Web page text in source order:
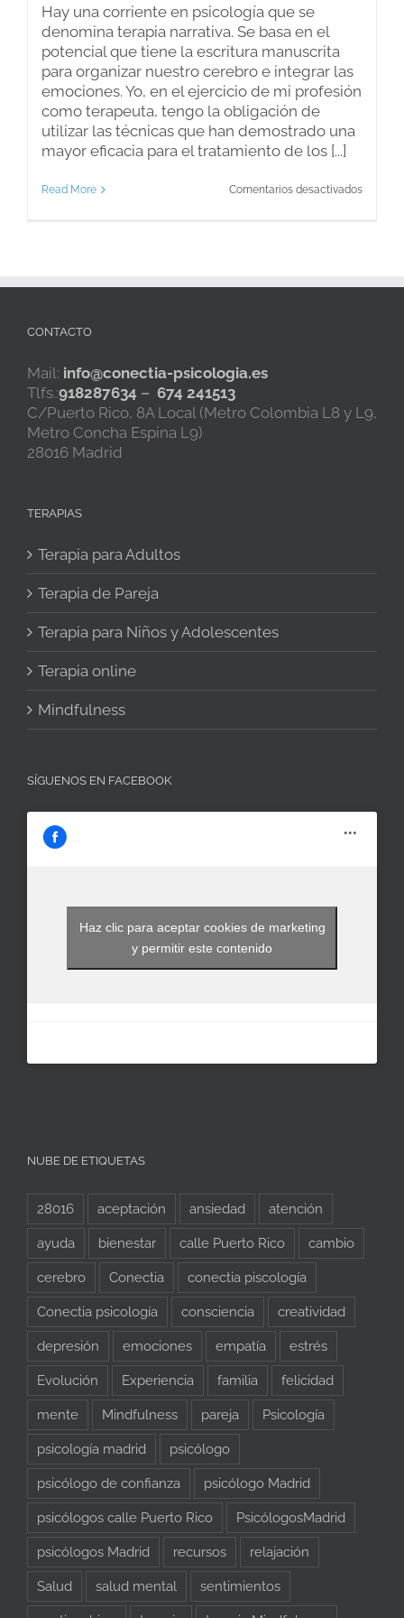
Hay una corriente en psicología que se
denomina terapia narrativa. Se basa en el
potencial que tiene la escritura manuscrita
para organizar nuestro cerebro e integrar las
emociones. Yo, en el ejercicio de mi profesión
como terapeuta, tengo la obligación de
utilizar las técnicas que han demostrado una
mayor eficacia para el tratamiento de los [...]
Read More Comentarios desactivadosen
CONTACTO
Mail: info@conectia-psicologia.es
Tlfs.:918287634 – 674 241513
C/Puerto Rico, 8A Local (Metro Colombia L8 y L9,
Metro Concha Espina L9)
28016 Madrid
TERAPIAS
Terapia para Adultos
Terapia de Pareja
Terapia para Niños y Adolescentes
Terapia online
Mindfulness
SÍGUENOS EN FACEBOOK
Haz clic para aceptar cookies de marketing
y permitir este contenido
NUBE DE ETIQUETAS
28016 aceptación ansiedad atención
ayuda bienestar calle Puerto Rico cambio
cerebro Conectia conectia piscología
Conectia psicología consciencia creatividad
depresión emociones empatía estrés
Evolución Experiencia familia felicidad
mente Mindfulness pareja Psicología
psicología madrid psicólogo
psicólogo de confianza psicólogo Madrid
psicólogos calle Puerto Rico PsicólogosMadrid
psicólogos Madrid recursos relajación
Salud salud mental sentimientos